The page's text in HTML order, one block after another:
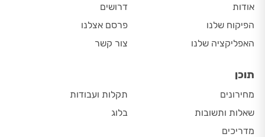
אודות
הפיקוח שלנו
האפליקציה שלנו
דרושים
פרסם אצלנו
צור קשר
תוכן
מחירונים
שאלות ותשובות
מדריכים
תקלות ועבודות
בלוג